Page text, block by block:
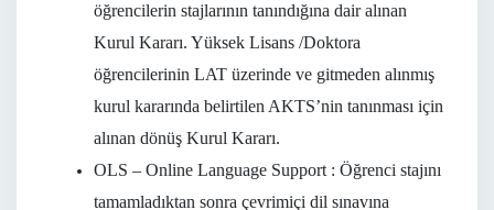
öğrencilerin stajlarının tanındığına dair alınan
Kurul Kararı. Yüksek Lisans /Doktora
öğrencilerinin LAT üzerinde ve gitmeden alınmış
kurul kararında belirtilen AKTS’nin tanınması için
alınan dönüş Kurul Kararı.
OLS – Online Language Support : Öğrenci stajını
tamamladıktan sonra çevrimiçi dil sınavına